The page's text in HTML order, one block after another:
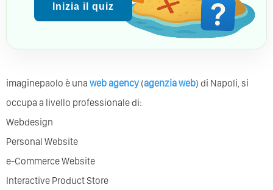
Inizia il quiz
imaginepaolo è una web agency(agenzia web) di Napoli, si
occupa a livello professionale di:
Webdesign
Personal Website
e-Commerce Website
Interactive Product Store